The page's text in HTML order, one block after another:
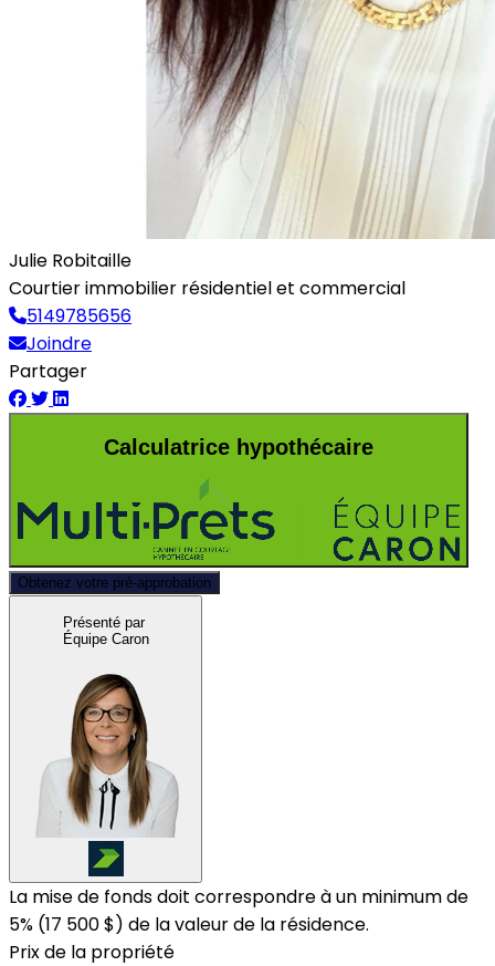
Julie Robitaille
Courtier immobilier résidentiel et commercial
5149785656
Joindre
Partager
Calculatrice hypothécaire
Obtenez votre pré-approbation
Présenté par
Équipe Caron
La mise de fonds doit correspondre à un minimum de
5% (17 500 $) de la valeur de la résidence.
Prix de la propriété